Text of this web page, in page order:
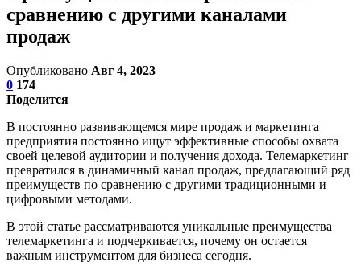
сравнению с другими каналами
продаж
Опубликовано Авг 4, 2023
0 174
Поделится
В постоянно развивающемся мире продаж и маркетинга
предприятия постоянно ищут эффективные способы охвата
своей целевой аудитории и получения дохода. Телемаркетинг
превратился в динамичный канал продаж, предлагающий ряд
преимуществ по сравнению с другими традиционными и
цифровыми методами.
В этой статье рассматриваются уникальные преимущества
телемаркетинга и подчеркивается, почему он остается
важным инструментом для бизнеса сегодня.